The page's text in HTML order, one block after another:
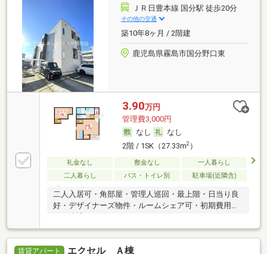
ＪＲ日豊本線 国分駅 徒歩20分
その他の交通
築10年8ヶ月 / 2階建
鹿児島県霧島市国分野口東
3.90万円
管理費3,000円
なし
なし
2階 / 1SK（27.33m2）
礼金なし 敷金なし
一人暮らし
二人暮らし
バス・トイレ別 駐車場(近隣含)
二人入居可・角部屋・管理人巡回・最上階・日当り良
好・デザイナーズ物件・ルームシェア可・初期費用カ
賃貸アパート エクセル Ａ棟